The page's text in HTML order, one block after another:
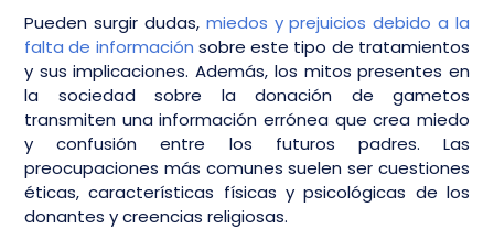
Pueden surgir dudas, miedos y prejuicios debido a la
falta de información sobre este tipo de tratamientos
y sus implicaciones. Además, los mitos presentes en
la sociedad sobre la donación de gametos
transmiten una información errónea que crea miedo
y confusión entre los futuros padres. Las
preocupaciones más comunes suelen ser cuestiones
éticas, características físicas y psicológicas de los
donantes y creencias religiosas.